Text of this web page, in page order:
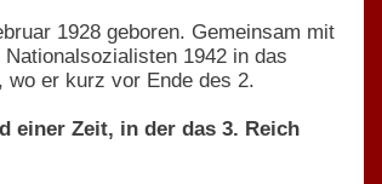
1928 geboren. Gemeinsam mit
1942 in das
wo er kurz vor Ende des 2.
einer Zeit, in der das 3. Reich